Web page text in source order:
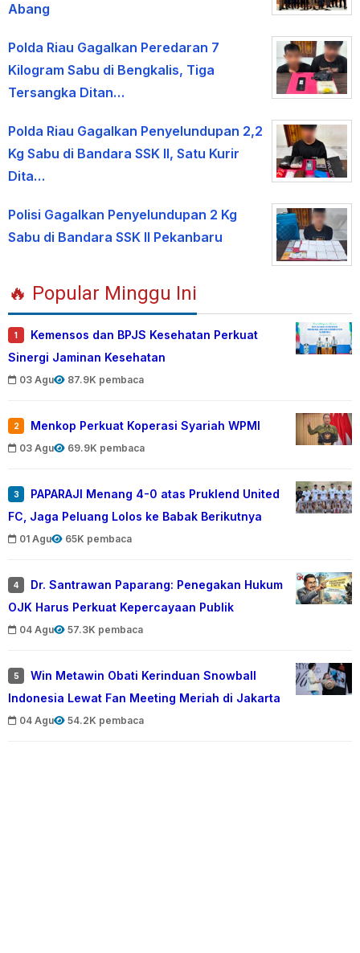
Abang
Polda Riau Gagalkan Peredaran 7
Kilogram Sabu di Bengkalis, Tiga
Tersangka Ditan…
Polda Riau Gagalkan Penyelundupan 2,2
Kg Sabu di Bandara SSK II, Satu Kurir
Dita…
Polisi Gagalkan Penyelundupan 2 Kg
Sabu di Bandara SSK II Pekanbaru
🔥 Popular Minggu Ini
1
Kemensos dan BPJS Kesehatan Perkuat
Sinergi Jaminan Kesehatan
03 Agu 87.9K pembaca
2 Menkop Perkuat Koperasi Syariah WPMI
03 Agu 69.9K pembaca
3
PAPARAJI Menang 4-0 atas Pruklend United
FC, Jaga Peluang Lolos ke Babak Berikutnya
01 Agu 65K pembaca
4
Dr. Santrawan Paparang: Penegakan Hukum
OJK Harus Perkuat Kepercayaan Publik
04 Agu 57.3K pembaca
5
Win Metawin Obati Kerinduan Snowball
Indonesia Lewat Fan Meeting Meriah di Jakarta
04 Agu 54.2K pembaca